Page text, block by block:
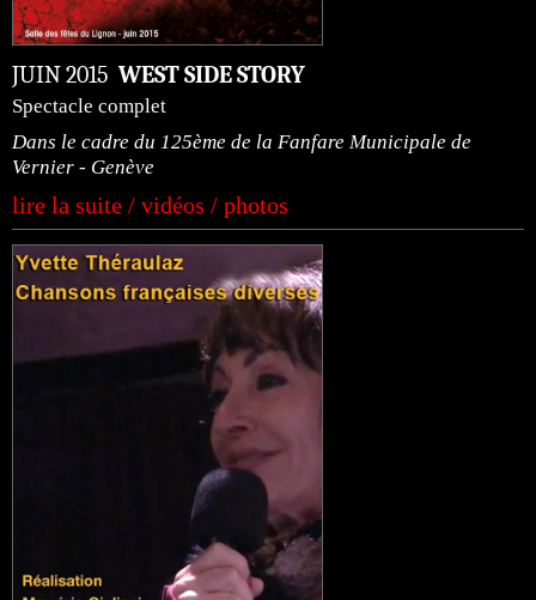
JUIN 2015 WEST SIDE STORY
Spectacle complet
Dans le cadre du 125ème de la Fanfare Municipale de
Vernier - Genève
lire la suite / vidéos / photos